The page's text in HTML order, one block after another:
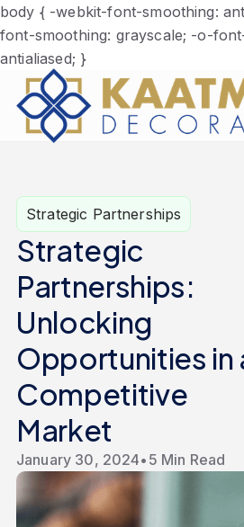
body { -webkit-font-smoothing:
font-smoothing: grayscale; -o-
antialiased; }
Strategic Partnerships
Strategic
Partnerships:
Unlocking
Opportunities in
Competitive
Market
January 30, 2024• 5 Min Read